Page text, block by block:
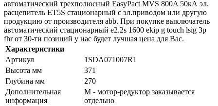
автоматический трехполюсный EasyPact MVS 800A 50кА эл.
расцепитель ET5S стационарный с эл.приводом или другую
продукцию от производителя abb. При покупке выключатель
автоматический стационарный e2.2s 1600 ekip g touch lsig 3p
fhr от 30-ти позиций у нас будет лучшая цена для Вас.
Характеристики
Артикул
1SDA071007R1
Высота мм
371
Глубина мм
270
Дополнительная
информация
M - мотор-редуктор заказывается
отдельно